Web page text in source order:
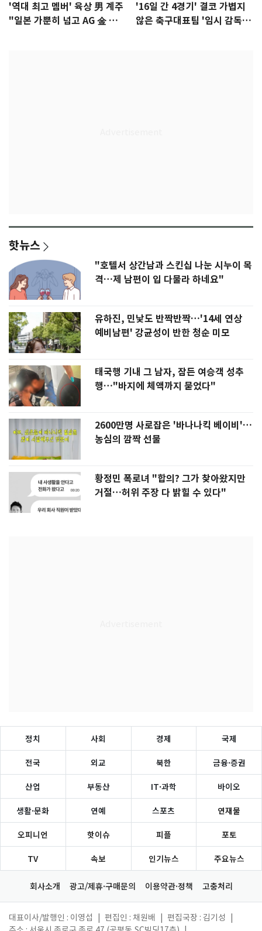
'역대 최고 멤버' 육상 男 계주
"일본 가뿐히 넘고 AG 金 따겠
'16일 간 4경기' 결코 가볍지
않은 축구대표팀 '임시 감독'
핫뉴스
"호텔서 상간남과 스킨십 나눈 시누이 목
격…제 남편이 입 다물라 하네요"
유하진, 민낯도 반짝반짝…'14세 연상
예비남편' 강균성이 반한 청순 미모
태국행 기내 그 남자, 잠든 여승객 성추
행…"바지에 체액까지 묻었다"
2600만명 사로잡은 '바나나킥 베이비'…
농심의 깜짝 선물
황정민 폭로녀 "합의? 그가 찾아왔지만
거절…허위 주장 다 밝힐 수 있다"
정치 사회 경제 국제
전국 외교 북한 금융·증권
산업 부동산 IT·과학 바이오
생활·문화 연예 스포츠 연재물
오피니언 핫이슈 피플 포토
TV 속보 인기뉴스 주요뉴스
회사소개 광고/제휴·구매문의 이용약관·정책 고충처리
대표이사/발행인 : 이영섭 편집인 : 채원배 편집국장 : 김기성